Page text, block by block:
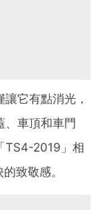
它有點消光，
、車頂和車門
TS4-2019」相
致敬感。